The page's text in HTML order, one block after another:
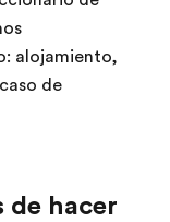
alojamiento,
de
de hacer